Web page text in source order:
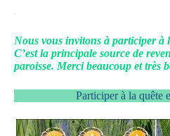
Nous vous invitons à participer à
C’est la principale source de
paroisse. Merci beaucoup et très
Participer à la quête